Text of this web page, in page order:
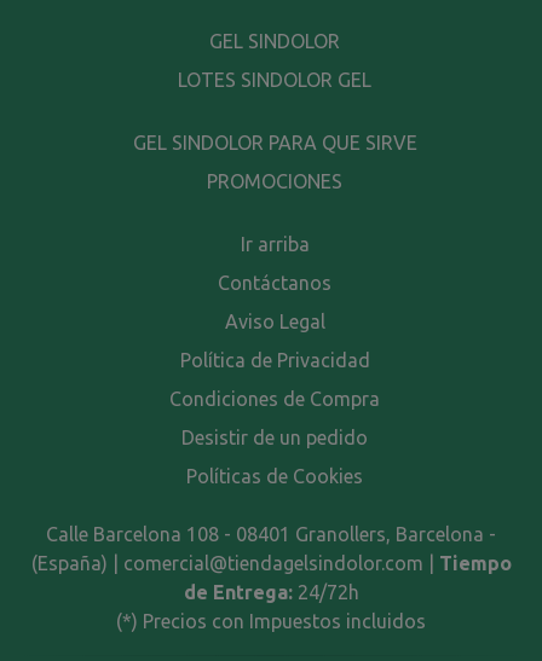
GEL SINDOLOR
LOTES SINDOLOR GEL
GEL SINDOLOR PARA QUE SIRVE
PROMOCIONES
Ir arriba
Contáctanos
Aviso Legal
Política de Privacidad
Condiciones de Compra
Desistir de un pedido
Políticas de Cookies
Calle Barcelona 108 - 08401 Granollers, Barcelona -
(España) | comercial@tiendagelsindolor.com | Tiempo
de Entrega: 24/72h
(*) Precios con Impuestos incluidos